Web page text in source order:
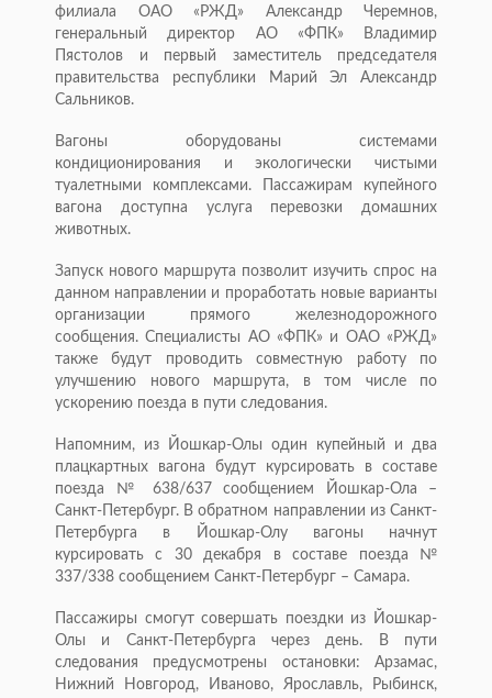
филиала ОАО «РЖД» Александр Черемнов,
генеральный директор АО «ФПК» Владимир
Пястолов и первый заместитель председателя
правительства республики Марий Эл Александр
Сальников.
Вагоны оборудованы системами
кондиционирования и экологически чистыми
туалетными комплексами. Пассажирам купейного
вагона доступна услуга перевозки домашних
животных.
Запуск нового маршрута позволит изучить спрос на
данном направлении и проработать новые варианты
организации прямого железнодорожного
сообщения. Специалисты АО «ФПК» и ОАО «РЖД»
также будут проводить совместную работу по
улучшению нового маршрута, в том числе по
ускорению поезда в пути следования.
Напомним, из Йошкар-Олы один купейный и два
плацкартных вагона будут курсировать в составе
поезда № 638/637 сообщением Йошкар-Ола –
Санкт-Петербург. В обратном направлении из Санкт-
Петербурга в Йошкар-Олу вагоны начнут
курсировать с 30 декабря в составе поезда №
337/338 сообщением Санкт-Петербург – Самара.
Пассажиры смогут совершать поездки из Йошкар-
Олы и Санкт-Петербурга через день. В пути
следования предусмотрены остановки: Арзамас,
Нижний Новгород, Иваново, Ярославль, Рыбинск,